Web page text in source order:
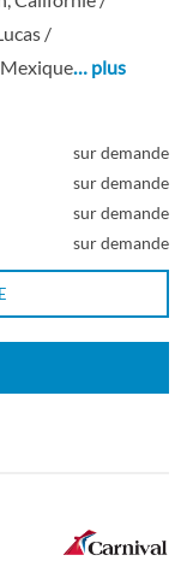
/
Mexique… plus
sur demande
sur demande
sur demande
sur demande